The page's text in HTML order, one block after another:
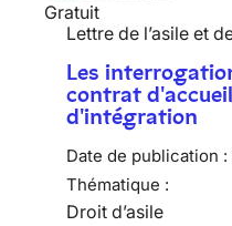
Gratuit
Lettre de l’asile et
Les
contrat
d'intégration
Date de publication :
Thématique :
Droit d’asile